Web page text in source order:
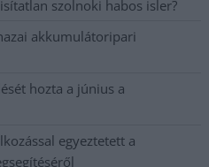
szolnoki habos isler?
akkumulátoripari
hozta a június a
egyeztetett a